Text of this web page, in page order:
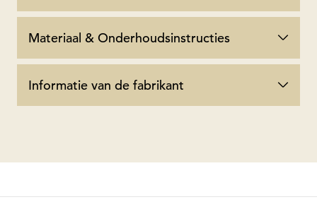
Materiaal & Onderhoudsinstructies
Informatie van de fabrikant